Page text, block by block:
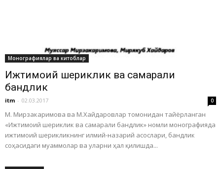
Монографиялар ва китоблар
Ижтимоий шериклик ва самарали
бандлик
itm - 02.03.2017 0
М. Мирзакаримова ва М.Хайдаровлар томонидан тайёрланган
«Ижтимоий шериклик ва самарали бандлик» номли монографияда
ижтимоий шерикликнинг илмий-назарий асослари, бандлик
соҳасидаги муаммолар ва уларни ҳал қилишда...